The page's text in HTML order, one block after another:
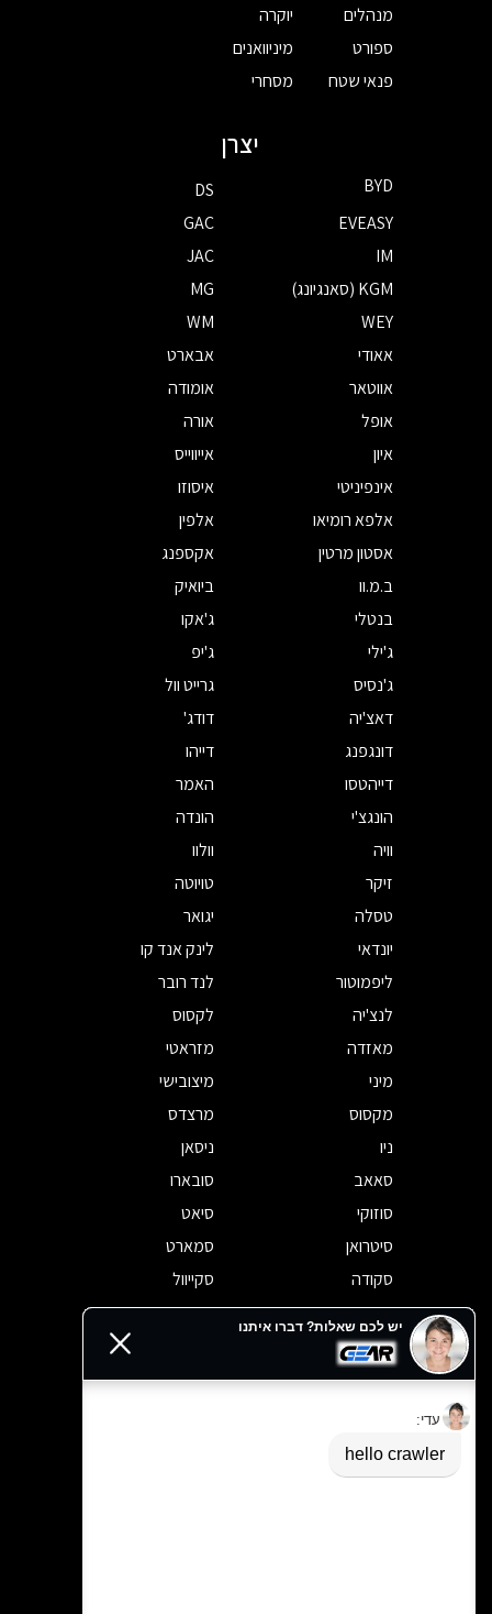
מנהלים
ספורט
פנאי שטח
יוקרה
מיניוואנים
מסחרי
יצרן
BYD
DS
EVEASY
GAC
IM
JAC
KGM (סאנגיונג)
MG
WEY
WM
אאודי
אבארט
אווטאר
אומודה
אופל
אורה
איון
אייווייס
אינפיניטי
איסוזו
אלפא רומיאו
אלפין
אסטון מרטין
אקספנג
ב.מ.וו
ביואיק
בנטלי
ג'אקו
ג'ילי
ג'יפ
ג'נסיס
גרייט וול
דאצ'יה
דודג'
דונגפנג
דייהו
דייהטסו
האמר
הונגצ'י
הונדה
וויה
וולוו
זיקר
טויוטה
טסלה
יגואר
יונדאי
לינק אנד קו
ליפמוטור
לנד רובר
לנצ'יה
לקסוס
מאזדה
מזראטי
מיני
מיצובישי
מקסוס
מרצדס
ניו
ניסאן
סאאב
סובארו
סוזוקי
סיאט
סיטרואן
סמארט
סקודה
סקייוול
סרס
פאריזון
פוטון
פולקסווגן
פורד
פיאט
פרארי